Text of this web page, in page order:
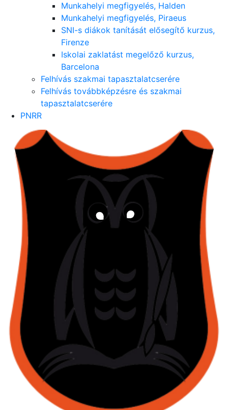
Munkahelyi megfigyelés, Halden
Munkahelyi megfigyelés, Piraeus
SNI-s diákok tanítását elősegítő kurzus,
Firenze
Iskolai zaklatást megelőző kurzus,
Barcelona
Felhívás szakmai tapasztalatcserére
Felhívás továbbképzésre és szakmai
tapasztalatcserére
PNRR